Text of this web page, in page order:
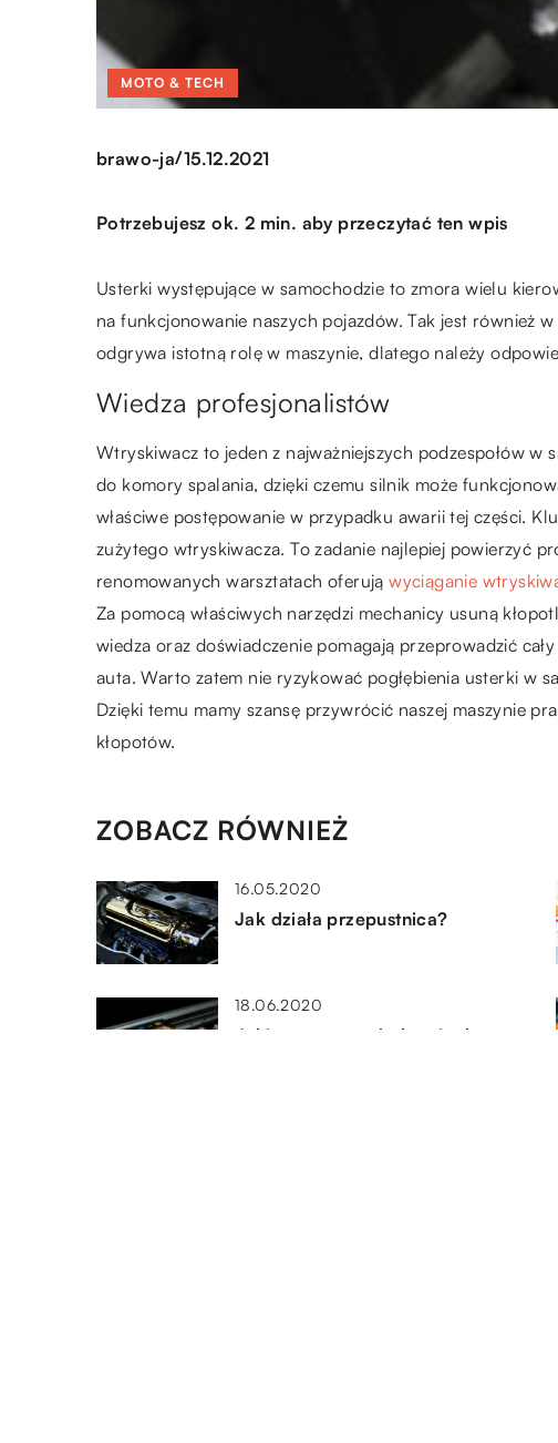
MOTO & TECH
brawo-ja/15.12.2021
Potrzebujesz ok. 2 min. aby przeczytać ten wpis
Usterki występujące w samochodzie to zmora wielu
na funkcjonowanie naszych pojazdów. Tak jest również
odgrywa istotną rolę w maszynie, dlatego należy
Wiedza profesjonalistów
Wtryskiwacz to jeden z najważniejszych podzespołów w
do komory spalania, dzięki czemu silnik może
właściwe postępowanie w przypadku awarii tej części.
zużytego wtryskiwacza. To zadanie najlepiej powierzyć
renomowanych warsztatach oferująwyciąganie
Za pomocą właściwych narzędzi mechanicy usuną
wiedza oraz doświadczenie pomagają przeprowadzić
auta. Warto zatem nie ryzykować pogłębienia usterki w
Dzięki temu mamy szansę przywrócić naszej maszynie
kłopotów.
ZOBACZ RÓWNIEŻ
16.05.2020
Jak działa przepustnica?
18.06.2020
Jakie tusze przydadzą się do